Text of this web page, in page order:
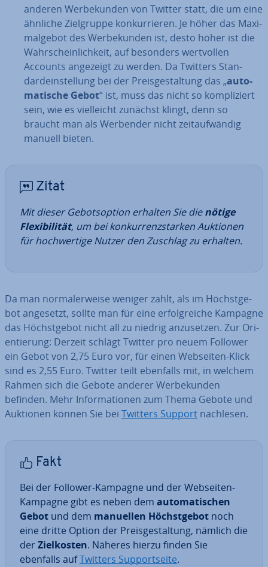
anderen Wer­be­kun­den von Twitter statt, die um eine
ähnliche Ziel­grup­pe kon­kur­rie­ren. Je höher das Ma­xi­
mal­ge­bot des Wer­be­kun­den ist, desto höher ist die
Wahr­schein­lich­keit, auf besonders wert­vol­len
Accounts angezeigt zu werden. Da Twitters Stan­
dard­ein­stel­lung bei der Preis­ge­stal­tung das „au­to­
ma­ti­sche Gebot“ ist, muss das nicht so kom­pli­ziert
sein, wie es viel­leicht zunächst klingt, denn so
braucht man als Werbender nicht zeit­auf­wän­dig
manuell bieten.
Zitat
Mit dieser Ge­bots­op­ti­on erhalten Sie dienötige
Fle­xi­bi­li­tät, um bei kon­kur­renz­star­ken Auktionen
für hoch­wer­ti­ge Nutzer den Zuschlag zu erhalten.
Da man nor­ma­ler­wei­se weniger zahlt, als im Höchst­ge­
bot angesetzt, sollte man für eine er­folg­rei­che Kampagne
das Höchst­ge­bot nicht all zu niedrig an­zu­set­zen. Zur Ori­
en­tie­rung: Derzeit schlägt Twitter pro neuem Follower
ein Gebot von 2,75 Euro vor, für einen Webseiten-Klick
sind es 2,55 Euro. Twitter teilt ebenfalls mit, in welchem
Rahmen sich die Gebote anderer Wer­be­kun­den
befinden. Mehr In­for­ma­tio­nen zum Thema Gebote und
Auktionen können Sie bei Twitters Support nachlesen.
Fakt
Bei der Follower-Kampagne und der Webseiten-
Kampagne gibt es neben dem au­to­ma­ti­schen
Gebot und dem manuellen Höchst­ge­bot noch
eine dritte Option der Preis­ge­stal­tung, nämlich die
derZiel­kos­ten. Näheres hierzu finden Sie
ebenfalls aufTwitters Sup­port­sei­te.